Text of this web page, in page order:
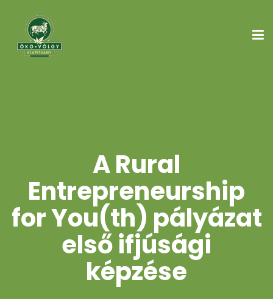
A Rural
Entrepreneurship
for You(th) pályázat
első ifjúsági
képzése